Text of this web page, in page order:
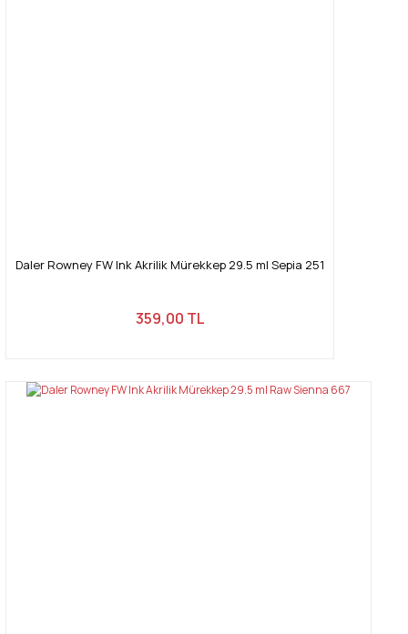
Daler Rowney FW Ink Akrilik Mürekkep 29.5 ml Sepia 251
359,00 TL